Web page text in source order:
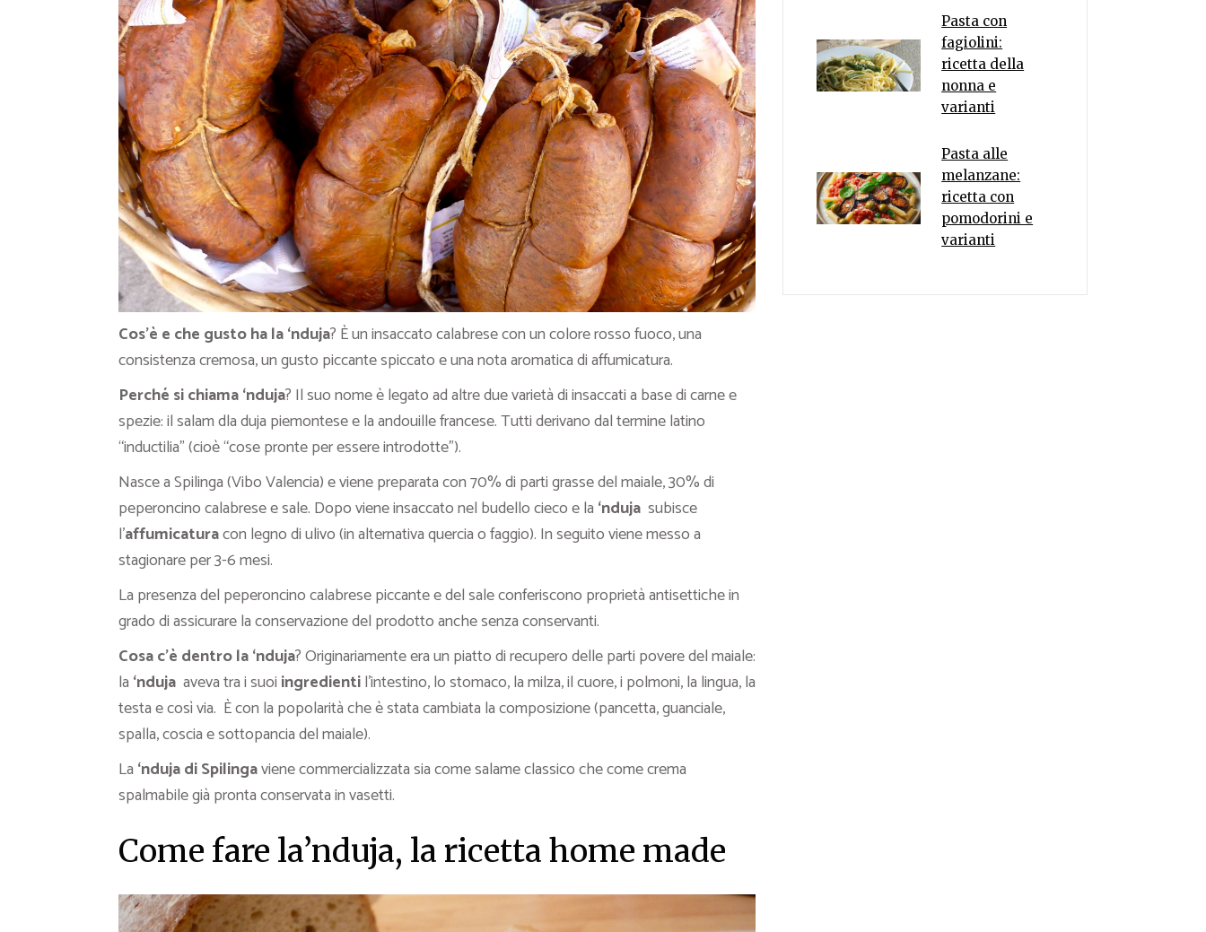
Cos’è e che gusto ha la ‘nduja? È un insaccato calabrese con un colore rosso fuoco, una
consistenza cremosa, un gusto piccante spiccato e una nota aromatica di affumicatura.
Perché si chiama ‘nduja? Il suo nome è legato ad altre due varietà di insaccati a base di carne e
spezie: il salam dla duja piemontese e la andouille francese. Tutti derivano dal termine latino
“inductilia” (cioè “cose pronte per essere introdotte”).
Nasce a Spilinga (Vibo Valencia) e viene preparata con 70% di parti grasse del maiale, 30% di
peperoncino calabrese e sale. Dopo viene insaccato nel budello cieco e la ‘nduja subisce
l’affumicaturacon legno di ulivo (in alternativa quercia o faggio). In seguito viene messo a
stagionare per 3-6 mesi.
La presenza del peperoncino calabrese piccante e del sale conferiscono proprietà antisettiche in
grado di assicurare la conservazione del prodotto anche senza conservanti.
Cosa c’è dentro la ‘nduja? Originariamente era un piatto di recupero delle parti povere del maiale:
la ‘nduja aveva tra i suoi ingredientil’intestino, lo stomaco, la milza, il cuore, i polmoni, la lingua, la
testa e così via. È con la popolarità che è stata cambiata la composizione (pancetta, guanciale,
spalla, coscia e sottopancia del maiale).
La ‘nduja di Spilingaviene commercializzata sia come salame classico che come crema
spalmabile già pronta conservata in vasetti.
Come fare la’nduja, la ricetta home made
Pasta con
fagiolini:
ricetta della
nonna e
varianti
Pasta alle
melanzane:
ricetta con
pomodorini e
varianti